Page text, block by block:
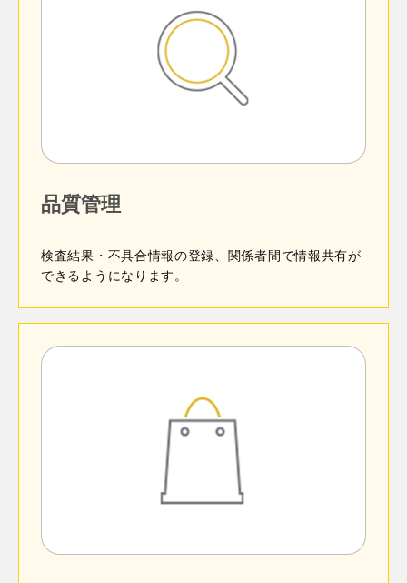
品質管理
検査結果・不具合情報の登録、関係者間で情報共有が
できるようになります。
設備管理 on kintoneの特長
保守履歴や部品の使用履歴を確認できます。
過去の保守・点検の記録や部品の使用履歴を確認
ースをご契約の方のみご利用いただけます。
ガルーンにスケジュールを登録するという従来の
運用に加え、2～3クリックの動作を追加するだけ
お客さま情報に紐付けたスケジュールはkintoneの
ガルーンとkintoneを共通のクラウド基盤
の一元管理やバックアップ作業の自動化、運用に
必要な人的コストを削減します。
閉じる
タブを最大で20個まで分けられます
アプリのデザインテーマに沿った色付けができま
タブを任意の位置で改行できます。
閉じる
す。
ご利用は年間費用が必要なプラグインです。利用可能
ロートのマークを押す。
対象のフィールドを選ぶ。
次のキーワードを含むを選ぶ。
検索文字列を記載して検索。
簡単検索プラグインの特長
項目や条件の選択無しで直接キーワードを入力で
CSVファイルのアップロードはレコードの 追加の
み／追加更新 を選択可能です。
CSVのアップロード設定は10まで設定が可能で
kintoneと基幹システムのフィールド名が同じでな
くても連携が可能です。
kintoneと基幹システムのフィールド名が同じでな
ダウンロード対象にアプリ一覧を選択できるため
必要なデータのみを出力できます。
基幹システムから受け取ったCSVをツールで加工
（四則演算、空白削除、桁合わせ、自動採番、文